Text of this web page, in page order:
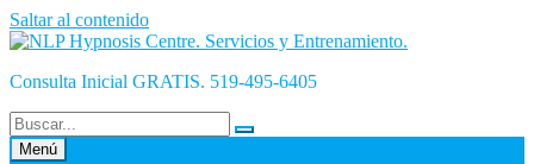
Saltar al contenido
Consulta Inicial GRATIS. 519-495-6405
Menú